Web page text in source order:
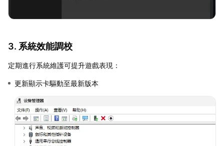
3. 系統效能調校
定期進行系統維護可提升遊戲表現：
更新顯示卡驅動至最新版本